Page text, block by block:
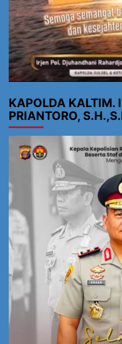
KAPOLDA KALTIM.
PRIANTORO,